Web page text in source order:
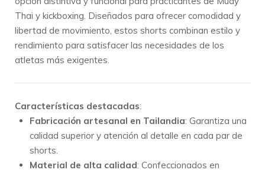
Thai y kickboxing. Diseñados para ofrecer comodidad y
libertad de movimiento, estos shorts combinan estilo y
rendimiento para satisfacer las necesidades de los
atletas más exigentes.
Características destacadas:
Fabricación artesanal en Tailandia: Garantiza una
calidad superior y atención al detalle en cada par de
shorts.
Material de alta calidad: Confeccionados en